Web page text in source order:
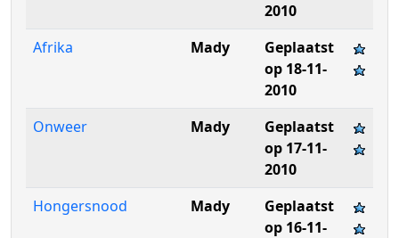
2010
Afrika
Mady
Geplaatst
op 18-11-
2010
Onweer
Mady
Geplaatst
op 17-11-
2010
Hongersnood
Mady
Geplaatst
op 16-11-